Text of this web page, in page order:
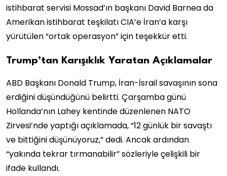
istihbarat servisi Mossad’ın başkanı David Barnea da
Amerikan istihbarat teşkilatı CIA’e İran’a karşı
yürütülen “ortak operasyon” için teşekkür etti.
Trump’tan Karışıklık Yaratan Açıklamalar
ABD Başkanı Donald Trump, İran-İsrail savaşının sona
erdiğini düşündüğünü belirtti. Çarşamba günü
Hollanda’nın Lahey kentinde düzenlenen NATO
Zirvesi’nde yaptığı açıklamada, “12 günlük bir savaştı
ve bittiğini düşünüyoruz,” dedi. Ancak ardından
“yakında tekrar tırmanabilir” sözleriyle çelişkili bir
ifade kullandı.